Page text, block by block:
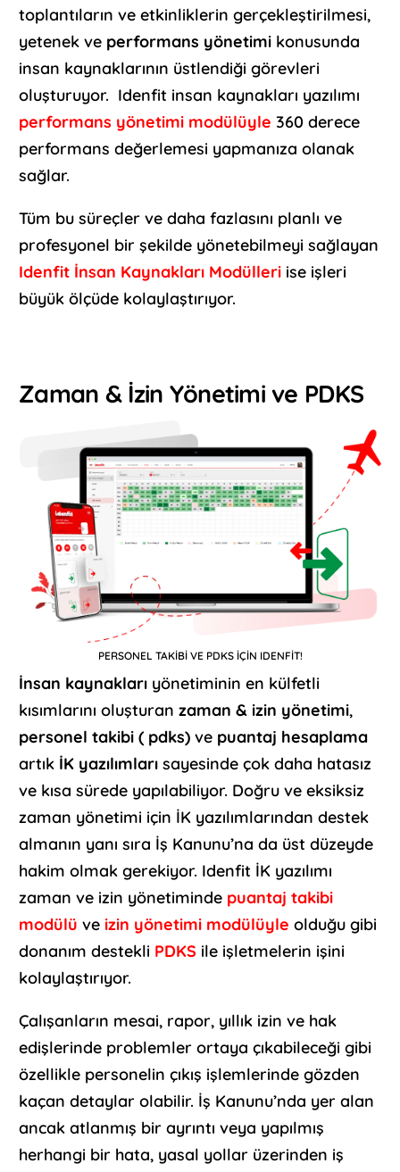
toplantıların ve etkinliklerin gerçekleştirilmesi,
yetenek ve performans yönetimi konusunda
insan kaynaklarının üstlendiği görevleri
oluşturuyor. Idenfit insan kaynakları yazılımı
performans yönetimi modülüyle 360 derece
performans değerlemesi yapmanıza olanak
sağlar.
Tüm bu süreçler ve daha fazlasını planlı ve
profesyonel bir şekilde yönetebilmeyi sağlayan
Idenfit İnsan Kaynakları Modülleri ise işleri
büyük ölçüde kolaylaştırıyor.
Zaman & İzin Yönetimi ve PDKS
PERSONEL TAKİBİ VE PDKS İÇİN IDENFİT!
İnsan kaynakları yönetiminin en külfetli
kısımlarını oluşturan zaman & izin yönetimi,
personel takibi ( pdks) ve puantaj hesaplama
artık İK yazılımlarısayesinde çok daha hatasız
ve kısa sürede yapılabiliyor. Doğru ve eksiksiz
zaman yönetimi için İK yazılımlarından destek
almanın yanı sıra İş Kanunu’na da üst düzeyde
hakim olmak gerekiyor. Idenfit İK yazılımı
zaman ve izin yönetiminde puantaj takibi
modülü ve izin yönetimi modülüyle olduğu gibi
donanım destekli PDKS ile işletmelerin işini
kolaylaştırıyor.
Çalışanların mesai, rapor, yıllık izin ve hak
edişlerinde problemler ortaya çıkabileceği gibi
özellikle personelin çıkış işlemlerinde gözden
kaçan detaylar olabilir. İş Kanunu’nda yer alan
ancak atlanmış bir ayrıntı veya yapılmış
herhangi bir hata, yasal yollar üzerinden iş